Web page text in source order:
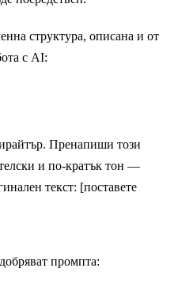
структура, описана и от
с AI:
Пренапиши този
и по-кратък тон —
текст: [поставете
промпта: